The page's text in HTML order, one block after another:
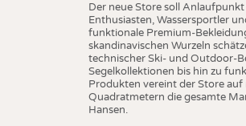
Der neue Store soll
Enthusiasten, Wassersportler
funktionale Premium-
skandinavischen Wurzeln
technischer Ski- und Outdoor-
Segelkollektionen bis hin zu
Produkten vereint der Store
Quadratmetern die gesamte
Hansen.